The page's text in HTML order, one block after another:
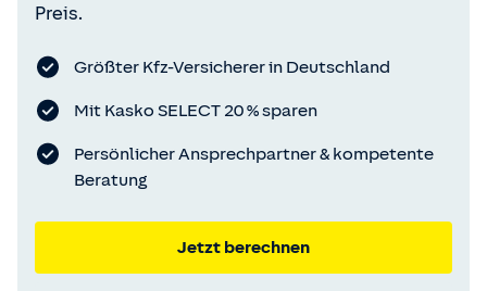
Preis.
Größter Kfz-Versicherer in Deutschland
Mit Kasko SELECT 20 % sparen
Persönlicher Ansprechpartner & kompetente
Beratung
Jetzt berechnen